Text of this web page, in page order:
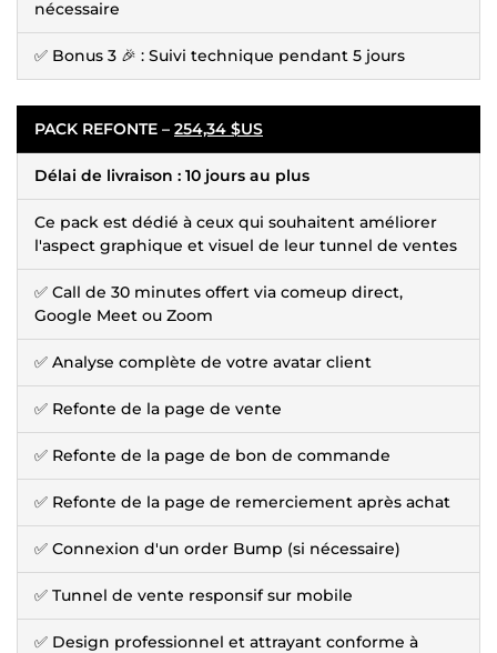
nécessaire
✅ Bonus 3 🎉 : Suivi technique pendant 5 jours
PACK REFONTE – 254,34 $US
Délai de livraison : 10 jours au plus
Ce pack est dédié à ceux qui souhaitent améliorer
l'aspect graphique et visuel de leur tunnel de ventes
✅ Call de 30 minutes offert via comeup direct,
Google Meet ou Zoom
✅ Analyse complète de votre avatar client
✅ Refonte de la page de vente
✅ Refonte de la page de bon de commande
✅ Refonte de la page de remerciement après achat
✅ Connexion d'un order Bump (si nécessaire)
✅ Tunnel de vente responsif sur mobile
✅ Design professionnel et attrayant conforme à